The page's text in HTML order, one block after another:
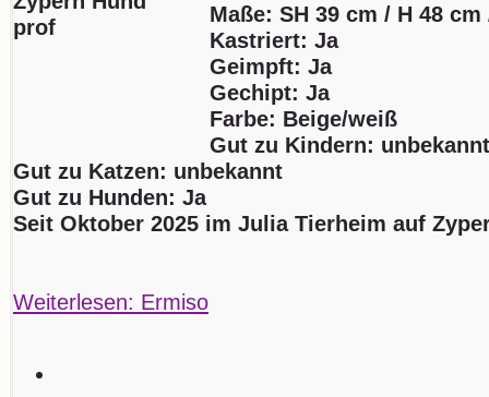
Maße: SH 39 cm / H 48
Kastriert: Ja
Geimpft: Ja
Gechipt: Ja
Farbe: Beige/weiß
Gut zu Kindern: unbekannt
Gut zu Katzen: unbekannt
Gut zu Hunden: Ja
Seit Oktober 2025 im Julia Tierheim auf
Weiterlesen: Ermiso